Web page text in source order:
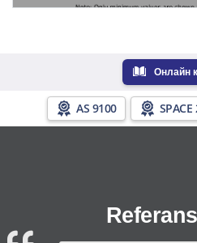
Онлайн
AS 9100 SPACE